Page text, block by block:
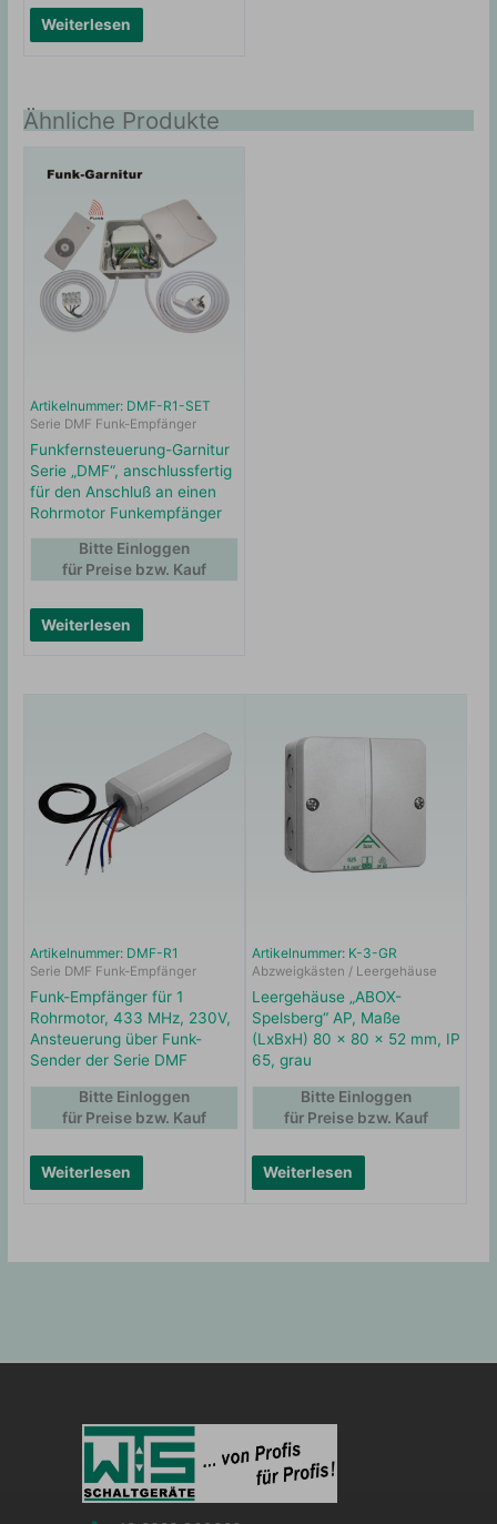
Weiterlesen
Ähnliche Produkte
Artikelnummer: DMF-R1-SET
Serie DMF Funk-Empfänger
Funkfernsteuerung-Garnitur
Serie „DMF“, anschlussfertig
für den Anschluß an einen
Rohrmotor Funkempfänger
Weiterlesen
Bitte Einloggen
für Preise bzw. Kauf
Artikelnummer: DMF-R1
Serie DMF Funk-Empfänger
Funk-Empfänger für 1
Rohrmotor, 433 MHz, 230V,
Ansteuerung über Funk-
Sender der Serie DMF
Weiterlesen
Bitte Einloggen
für Preise bzw. Kauf
Artikelnummer: K-3-GR
Abzweigkästen / Leergehäuse
Leergehäuse „ABOX-
Spelsberg“ AP, Maße
(LxBxH) 80 x 80 x 52 mm, IP
65, grau
Weiterlesen
Bitte Einloggen
für Preise bzw. Kauf